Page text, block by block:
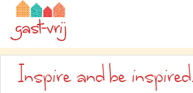
Inspire and be